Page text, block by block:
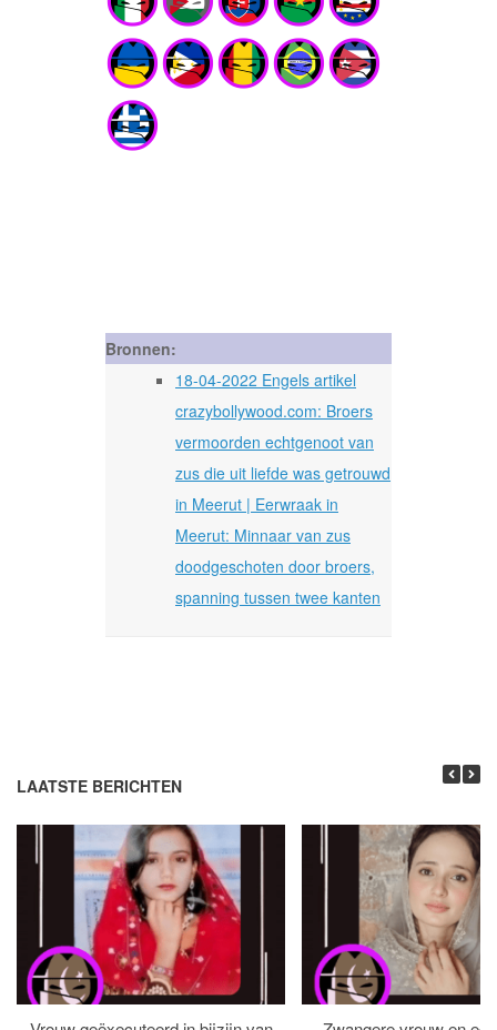
Bronnen:
18-04-2022 Engels artikel
crazybollywood.com: Broers
vermoorden echtgenoot van
zus die uit liefde was getrouwd
in Meerut | Eerwraak in
Meerut: Minnaar van zus
doodgeschoten door broers,
spanning tussen twee kanten
LAATSTE BERICHTEN